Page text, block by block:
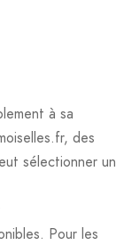
à sa
des
sélectionner un
Pour les